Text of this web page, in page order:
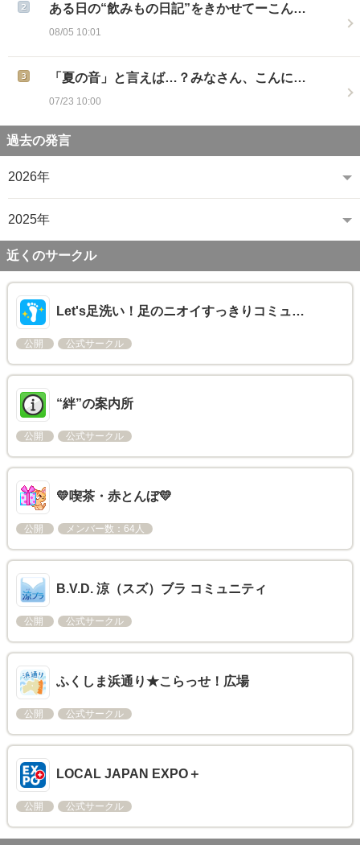
ある日の“飲みもの日記”をきかせてーこん…
08/05 10:01
「夏の音」と言えば…？みなさん、こんに…
07/23 10:00
過去の発言
2026年
2025年
近くのサークル
Let's足洗い！足のニオイすっきりコミュ…
公開 公式サークル
“絆”の案内所
公開 公式サークル
💛喫茶・赤とんぼ💛
公開 メンバー数：64人
B.V.D. 涼（スズ）ブラ コミュニティ
公開 公式サークル
ふくしま浜通り★こらっせ！広場
公開 公式サークル
LOCAL JAPAN EXPO＋​
公開 公式サークル